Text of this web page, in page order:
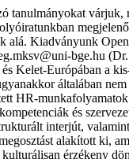
tanulmányokat
Kiadványunk
bge.hu
Kelet-Európában a
általában
HR-
és
interjút,
alakított ki,
érzékeny